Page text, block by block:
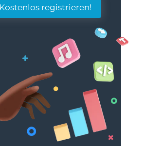
Kostenlos registrieren!